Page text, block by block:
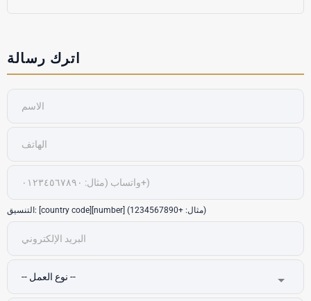
اترك رسالة
التنسيق: [country code][number] (مثال: +1234567890)